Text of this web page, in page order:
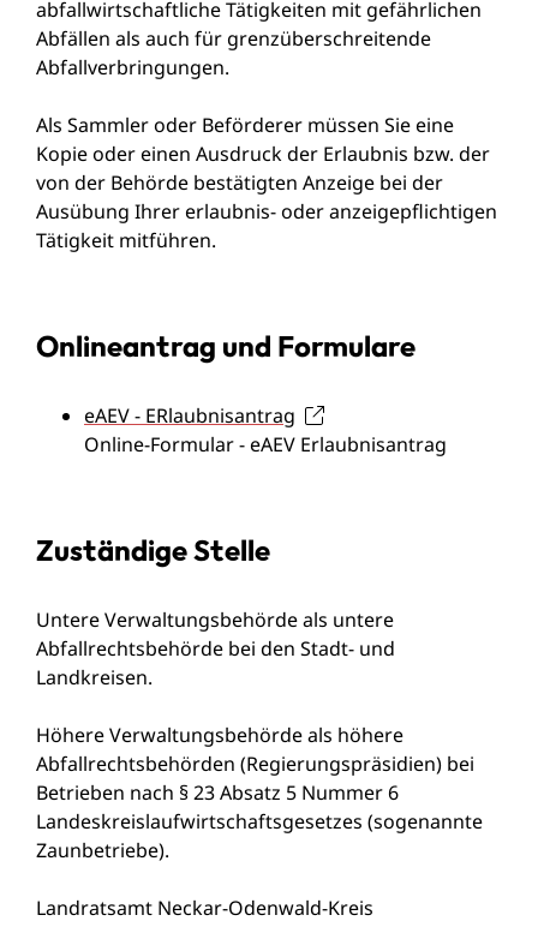
abfallwirtschaftliche Tätigkeiten mit gefährlichen
Abfällen als auch für grenzüberschreitende
Abfallverbringungen.
Als Sammler oder Beförderer müssen Sie eine
Kopie oder einen Ausdruck der Erlaubnis bzw. der
von der Behörde bestätigten Anzeige bei der
Ausübung Ihrer erlaubnis- oder anzeigepflichtigen
Tätigkeit mitführen.
Onlineantrag und Formulare
eAEV - ERlaubnisantrag
Online-Formular - eAEV Erlaubnisantrag
Zuständige Stelle
Untere Verwaltungsbehörde als untere
Abfallrechtsbehörde bei den Stadt- und
Landkreisen.
Höhere Verwaltungsbehörde als höhere
Abfallrechtsbehörden (Regierungspräsidien) bei
Betrieben nach § 23 Absatz 5 Nummer 6
Landeskreislaufwirtschaftsgesetzes (sogenannte
Zaunbetriebe).
Landratsamt Neckar-Odenwald-Kreis